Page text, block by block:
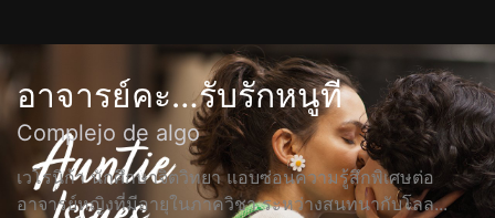
อาจารย์คะ…รับรักหนูที
Complejo de algo
เวโรนิก้า นักศึกษาจิตวิทยา แอบซ่อนความรู้สึกพิเศษต่อ
อาจารย์หญิงที่มีอายุในภาควิชา ระหว่างสนทนากับโลล...